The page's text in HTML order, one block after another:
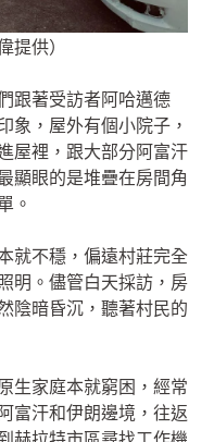
提供）
跟著受訪者阿哈邁德
象，屋外有個小院子，
屋裡，跟大部分阿富汗
顯眼的是堆疊在房間角
。
就不穩，偏遠村莊完全
明。儘管白天採訪，房
陰暗昏沉，聽著村民的
生家庭本就窮困，經常
富汗和伊朗邊境，往返